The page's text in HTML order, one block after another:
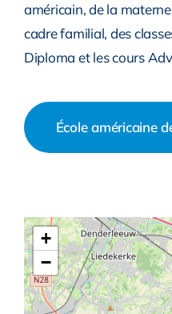
américain, de la
cadre familial, des
Diploma et les cours
École américaine
+
−